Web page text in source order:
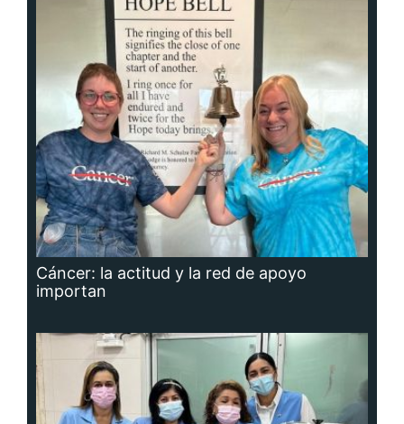
Cáncer: la actitud y la red de apoyo
importan